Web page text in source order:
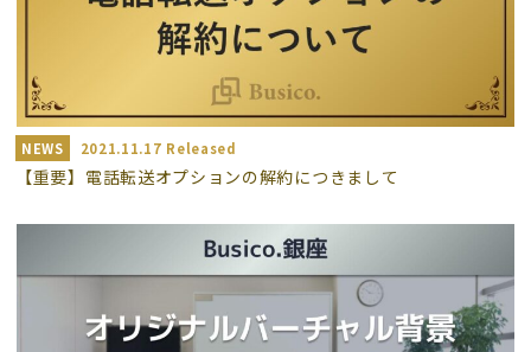
NEWS 2021.11.17 Released
【重要】電話転送オプションの解約につきまして